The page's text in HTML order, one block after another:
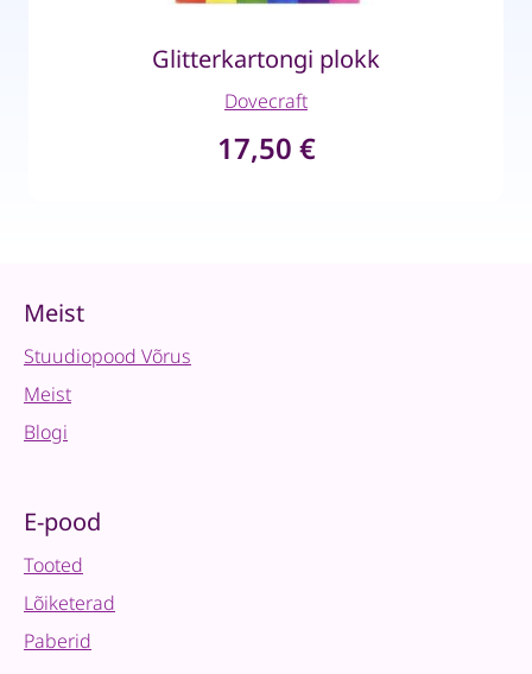
Glitterkartongi plokk
Dovecraft
17,50 €
Meist
Stuudiopood Võrus
Meist
Blogi
E-pood
Tooted
Lõiketerad
Paberid